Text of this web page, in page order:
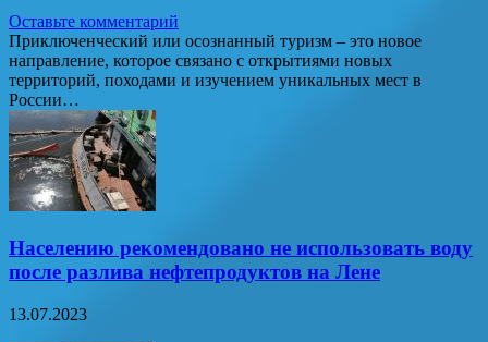
Оставьте комментарий
Приключенческий или осознанный туризм – это новое
направление, которое связано с открытиями новых
территорий, походами и изучением уникальных мест в
России…
Населению рекомендовано не использовать воду
после разлива нефтепродуктов на Лене
13.07.2023